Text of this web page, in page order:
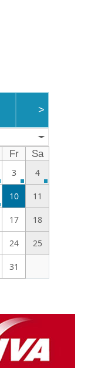
>
Fr
Sa
3 4
10 11
17 18
24 25
31